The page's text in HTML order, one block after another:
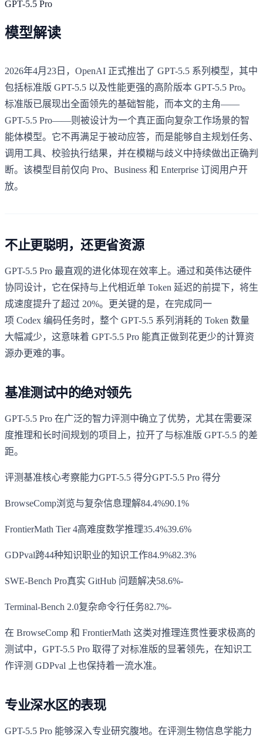
GPT-5.5 Pro
模型解读
2026年4月23日，OpenAI 正式推出了 GPT-5.5 系列模型，其中
包括标准版 GPT-5.5 以及性能更强的高阶版本 GPT-5.5 Pro。
标准版已展现出全面领先的基础智能，而本文的主角——
GPT-5.5 Pro——则被设计为一个真正面向复杂工作场景的智
能体模型。它不再满足于被动应答，而是能够自主规划任务、
调用工具、校验执行结果，并在模糊与歧义中持续做出正确判
断。该模型目前仅向 Pro、Business 和 Enterprise 订阅用户开
放。
不止更聪明，还更省资源
GPT-5.5 Pro 最直观的进化体现在效率上。通过和英伟达硬件
协同设计，它在保持与上代相近单 Token 延迟的前提下，将生
成速度提升了超过 20%。更关键的是，在完成同一
项 Codex 编码任务时，整个 GPT-5.5 系列消耗的 Token 数量
大幅减少，这意味着 GPT-5.5 Pro 能真正做到花更少的计算资
源办更难的事。
基准测试中的绝对领先
GPT-5.5 Pro 在广泛的智力评测中确立了优势，尤其在需要深
度推理和长时间规划的项目上，拉开了与标准版 GPT-5.5 的差
距。
评测基准核心考察能力GPT-5.5 得分GPT-5.5 Pro 得分
BrowseComp浏览与复杂信息理解84.4%90.1%
FrontierMath Tier 4高难度数学推理35.4%39.6%
GDPval跨44种知识职业的知识工作84.9%82.3%
SWE-Bench Pro真实 GitHub 问题解决58.6%-
Terminal-Bench 2.0复杂命令行任务82.7%-
在 BrowseComp 和 FrontierMath 这类对推理连贯性要求极高的
测试中，GPT-5.5 Pro 取得了对标准版的显著领先，在知识工
作评测 GDPval 上也保持着一流水准。
专业深水区的表现
GPT-5.5 Pro 能够深入专业研究腹地。在评测生物信息学能力